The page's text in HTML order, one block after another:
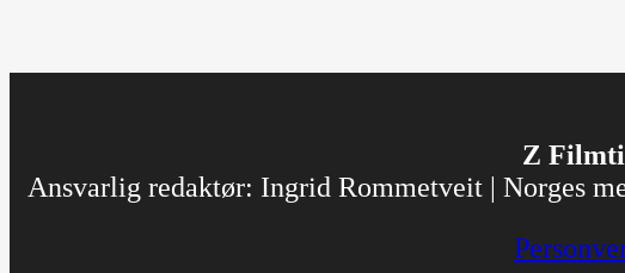
Z
Ansvarlig redaktør: Ingrid Rommetveit | Norges